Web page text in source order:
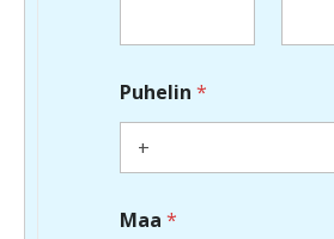
Puhelin *
Maa *